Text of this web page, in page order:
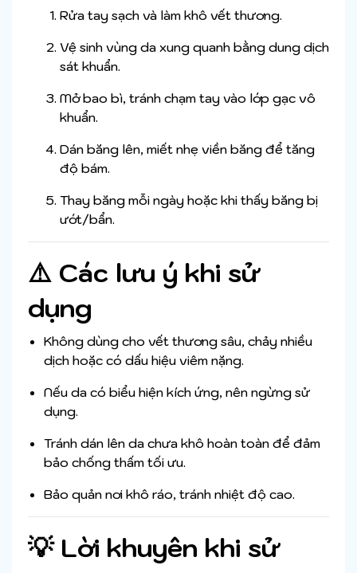
Rửa tay sạch và làm khô vết thương.
Vệ sinh vùng da xung quanh bằng dung dịch
sát khuẩn.
Mở bao bì, tránh chạm tay vào lớp gạc vô
khuẩn.
Dán băng lên, miết nhẹ viền băng để tăng
độ bám.
Thay băng mỗi ngày hoặc khi thấy băng bị
ướt/bẩn.
⚠️ Các lưu ý khi sử
dụng
Không dùng cho vết thương sâu, chảy nhiều
dịch hoặc có dấu hiệu viêm nặng.
Nếu da có biểu hiện kích ứng, nên ngừng sử
dụng.
Tránh dán lên da chưa khô hoàn toàn để đảm
bảo chống thấm tối ưu.
Bảo quản nơi khô ráo, tránh nhiệt độ cao.
💡 Lời khuyên khi sử